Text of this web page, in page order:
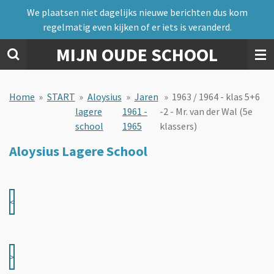
naar
de
hoofdinhoud
MIJN OUDE SCHOOL
We plaatsen niet dagelijks nieuwe berichten dus kom
regelmatig even kijken of er iets is veranderd.
Home » START » Aloysius
lagere
school
» Jaren
1961 -
1965
» 1963 / 1964 - klas 5+6
-2 - Mr. van der Wal (5e
klassers)
Aloysius Lagere School
<
>